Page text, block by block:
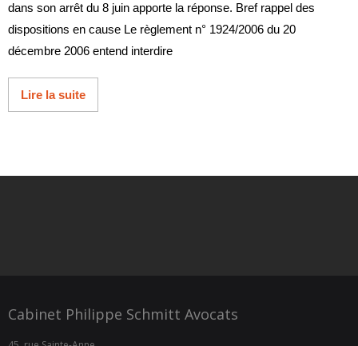
dans son arrêt du 8 juin apporte la réponse. Bref rappel des
dispositions en cause Le règlement n° 1924/2006 du 20
décembre 2006 entend interdire
Lire la suite
Cabinet Philippe Schmitt Avocats